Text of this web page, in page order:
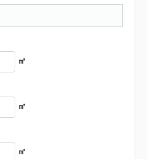
㎡
㎡
㎡